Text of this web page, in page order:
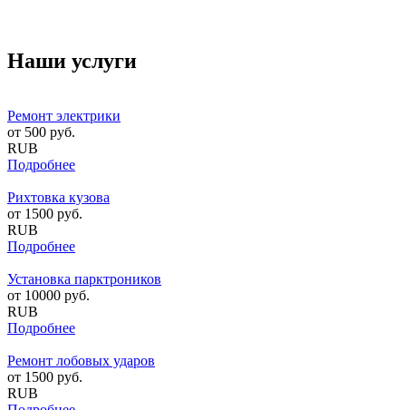
Наши услуги
Ремонт электрики
от 500 руб.
RUB
Подробнее
Рихтовка кузова
от 1500 руб.
RUB
Подробнее
Установка парктроников
от 10000 руб.
RUB
Подробнее
Ремонт лобовых ударов
от 1500 руб.
RUB